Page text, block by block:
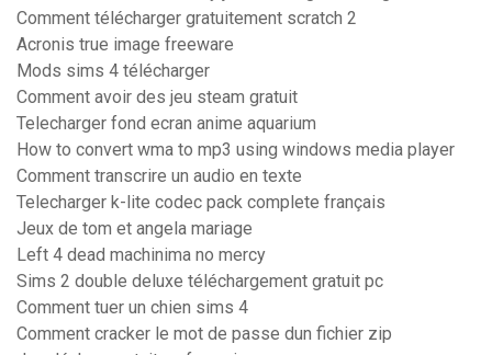
Comment télécharger gratuitement scratch 2
Acronis true image freeware
Mods sims 4 télécharger
Comment avoir des jeu steam gratuit
Telecharger fond ecran anime aquarium
How to convert wma to mp3 using windows media player
Comment transcrire un audio en texte
Telecharger k-lite codec pack complete français
Jeux de tom et angela mariage
Left 4 dead machinima no mercy
Sims 2 double deluxe téléchargement gratuit pc
Comment tuer un chien sims 4
Comment cracker le mot de passe dun fichier zip